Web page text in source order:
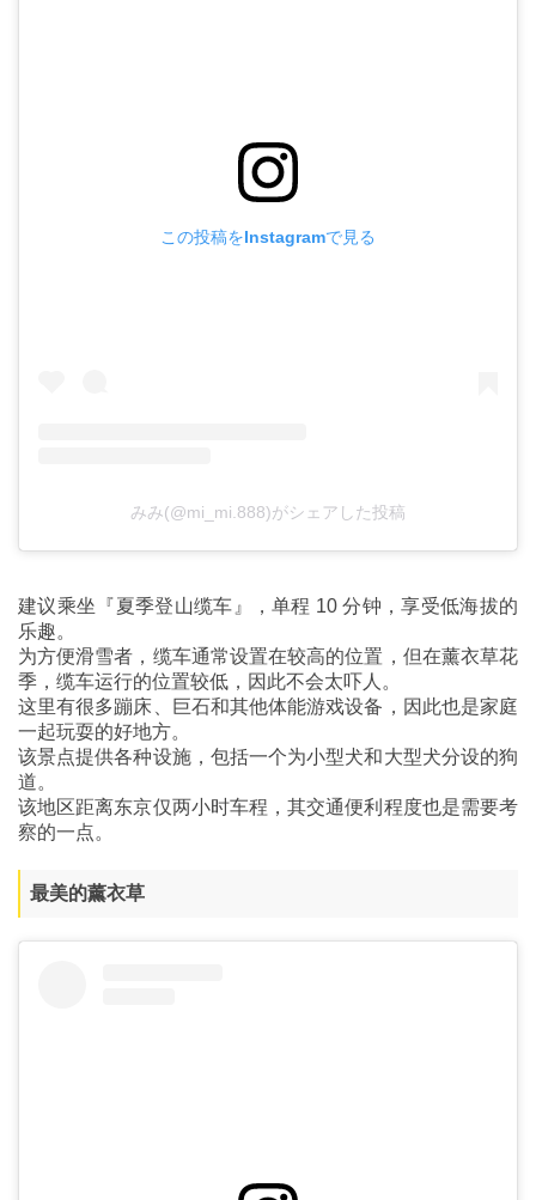
この投稿をInstagramで見る
みみ(@mi_mi.888)がシェアした投稿
建议乘坐『夏季登山缆车』，单程 10 分钟，享受低海拔的
乐趣。
为方便滑雪者，缆车通常设置在较高的位置，但在薰衣草花
季，缆车运行的位置较低，因此不会太吓人。
这里有很多蹦床、巨石和其他体能游戏设备，因此也是家庭
一起玩耍的好地方。
该景点提供各种设施，包括一个为小型犬和大型犬分设的狗
道。
该地区距离东京仅两小时车程，其交通便利程度也是需要考
察的一点。
最美的薰衣草